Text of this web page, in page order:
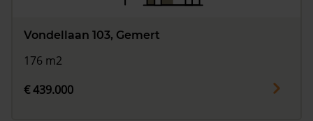
Vondellaan 103, Gemert
176 m2
€ 439.000